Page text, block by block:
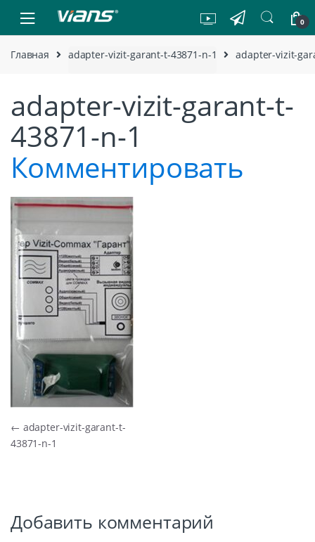
Skip to navigation
Skip to content
0
Главная adapter-vizit-garant-t-43871-n-1 adapter-vizit-
adapter-vizit-garant-t-
43871-n-1
Комментировать
Навигация по записям
← adapter-vizit-garant-t-
43871-n-1
Добавить комментарий